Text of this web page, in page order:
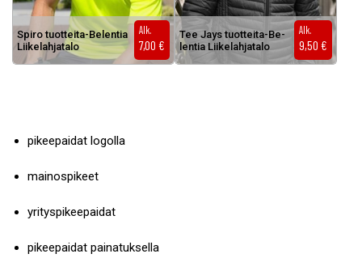
Spi­ro tuot­tei­ta-Be­len­tia
Lii­ke­lah­ja­ta­lo
Alk.
7,00 €
Tee Jays tuot­tei­ta-Be­
len­tia Lii­ke­lah­ja­ta­lo
Alk.
9,50 €
pikeepaidat logolla
mainospikeet
yrityspikeepaidat
pikeepaidat painatuksella